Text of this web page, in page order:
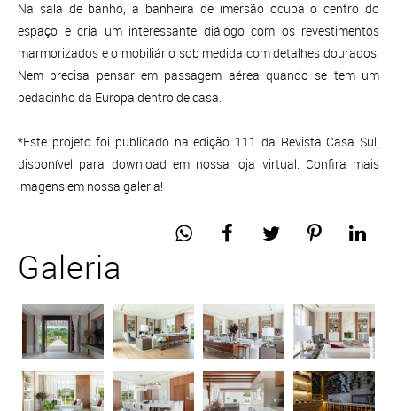
Na sala de banho, a banheira de imersão ocupa o centro do
espaço e cria um interessante diálogo com os revestimentos
marmorizados e o mobiliário sob medida com detalhes dourados.
Nem precisa pensar em passagem aérea quando se tem um
pedacinho da Europa dentro de casa.
*Este projeto foi publicado na edição 111 da Revista Casa Sul,
disponível para download em nossa loja virtual. Confira mais
imagens em nossa galeria!
Galeria